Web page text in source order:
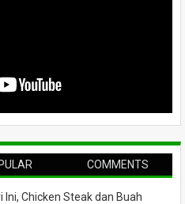
COMMENTS
Ini, Chicken Steak dan Buah